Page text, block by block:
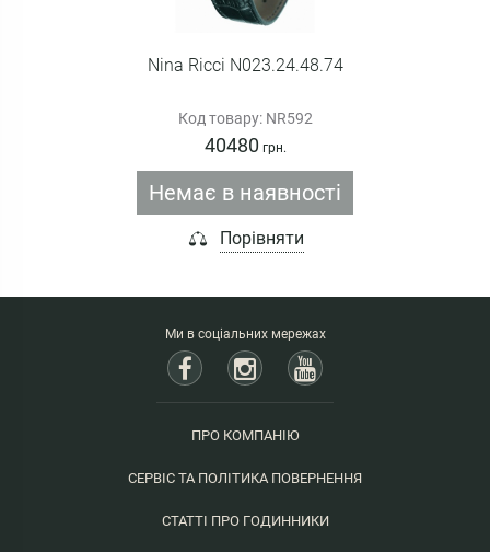
Nina Ricci N023.24.48.74
Код товару: NR592
40480 грн.
Немає в наявності
Порівняти
Ми в соціальних мережах
ПРО КОМПАНІЮ
СЕРВІС ТА ПОЛІТИКА ПОВЕРНЕННЯ
СТАТТІ ПРО ГОДИННИКИ